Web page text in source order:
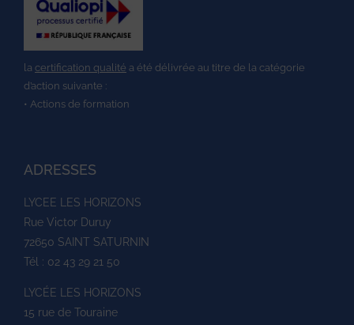
la certification qualité a été délivrée au titre de la catégorie
d’action suivante :
• Actions de formation
ADRESSES
LYCEE LES HORIZONS
Rue Victor Duruy
72650 SAINT SATURNIN
Tél : 02 43 29 21 50
LYCÉE LES HORIZONS
15 rue de Touraine